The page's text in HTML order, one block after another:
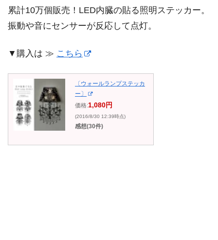
累計10万個販売！LED内臓の貼る照明ステッカー。
振動や音にセンサーが反応して点灯。
▼購入は ≫ こちら
〔ウォールランプステッカ
ー〕
価格:1,080円
(2016/8/30 12:39時点)
感想(30件)